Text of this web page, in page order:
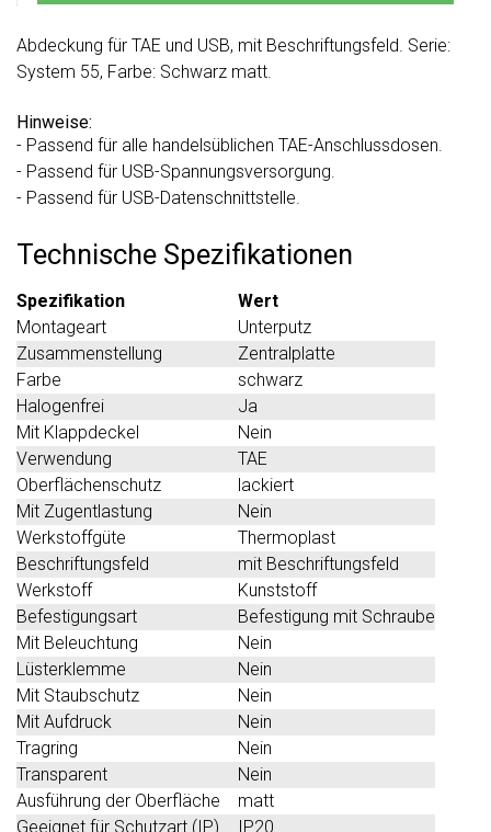
Abdeckung für TAE und USB, mit Beschriftungsfeld. Serie:
System 55, Farbe: Schwarz matt.
Hinweise:
- Passend für alle handelsüblichen TAE-Anschlussdosen.
- Passend für USB-Spannungsversorgung.
- Passend für USB-Datenschnittstelle.
Technische Spezifikationen
Spezifikation
Wert
Montageart
Unterputz
Zusammenstellung
Zentralplatte
Farbe
schwarz
Halogenfrei
Ja
Mit Klappdeckel
Nein
Verwendung
TAE
Oberflächenschutz
lackiert
Mit Zugentlastung
Nein
Werkstoffgüte
Thermoplast
Beschriftungsfeld
mit Beschriftungsfeld
Werkstoff
Kunststoff
Befestigungsart
Befestigung mit Schraube
Mit Beleuchtung
Nein
Lüsterklemme
Nein
Mit Staubschutz
Nein
Mit Aufdruck
Nein
Tragring
Nein
Transparent
Nein
Ausführung der Oberfläche
matt
Geeignet für Schutzart (IP)
IP20